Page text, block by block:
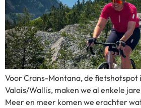
Voor Crans-Montana, de fietshotspot
Valais/Wallis, maken we al enkele
Meer en meer komen we erachter